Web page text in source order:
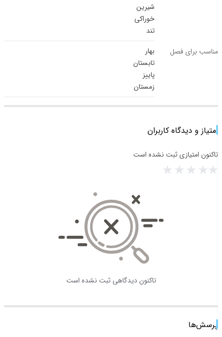
شیرین
خوراکی
تند
مناسب برای فصل
بهار
تابستان
پاییز
زمستان
امتیاز و دیدگاه کاربران
تاکنون امتیازی ثبت نشده است
تاکنون دیدگاهی ثبت نشده است
پرسش‌ها